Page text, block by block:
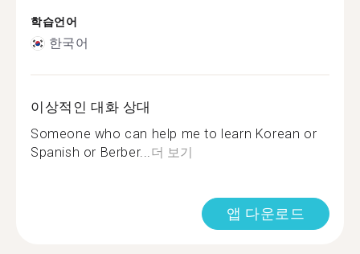
학습언어
한국어
이상적인 대화 상대
Someone who can help me to learn Korean or
Spanish or Berber...더 보기
앱 다운로드